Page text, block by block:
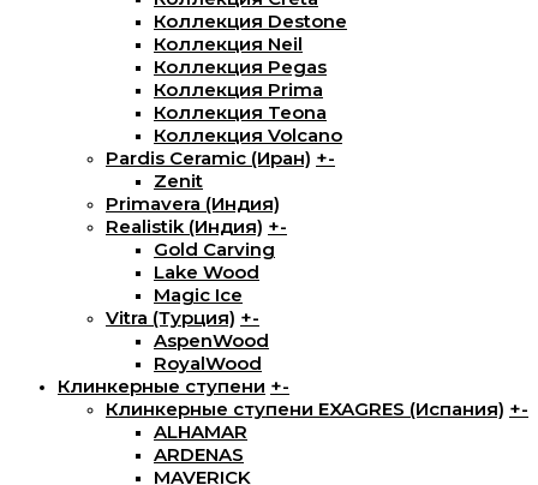
Коллекция Destone
Коллекция Neil
Коллекция Pegas
Коллекция Prima
Коллекция Teona
Коллекция Volcano
Pardis Ceramic (Иран) +-
Zenit
Primavera (Индия)
Realistik (Индия) +-
Gold Carving
Lake Wood
Magic Ice
Vitra (Турция) +-
AspenWood
RoyalWood
Клинкерные ступени +-
Клинкерные ступени EXAGRES (Испания) +-
ALHAMAR
ARDENAS
MAVERICK